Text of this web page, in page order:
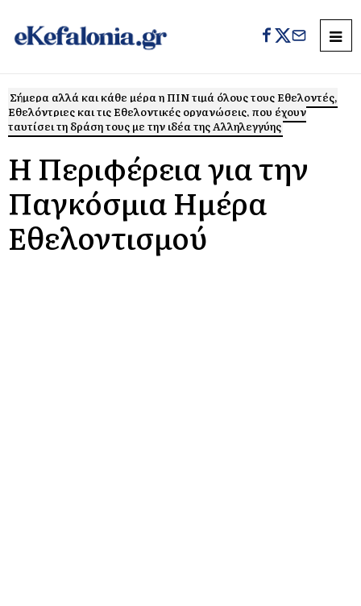
Σήμερα αλλά και κάθε μέρα η ΠΙΝ τιμά όλους τους Εθελοντές,
Εθελόντριες και τις Εθελοντικές οργανώσεις, που έχουν
ταυτίσει τη δράση τους με την ιδέα της Αλληλεγγύης
Η Περιφέρεια για την
Παγκόσμια Ημέρα
Εθελοντισμού